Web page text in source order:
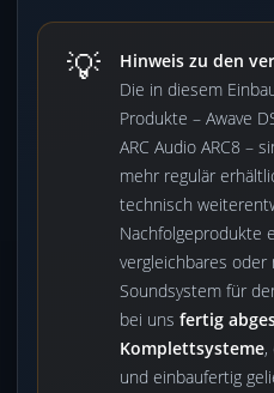
💡
Hinweis zu den
Die in diesem
Produkte – Awave
ARC Audio ARC8 –
mehr regulär
technisch
Nachfolgeprodukte
vergleichbares oder
Soundsystem für
bei uns fertig
Komplettsysteme,
und einbaufertig